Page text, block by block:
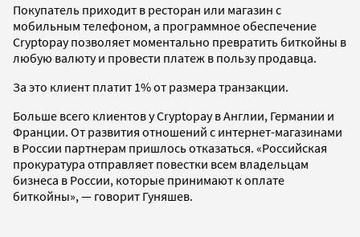
Покупатель приходит в ресторан или магазин с
мобильным телефоном, а программное обеспечение
Cryptopay позволяет моментально превратить биткойны в
любую валюту и провести платеж в пользу продавца.
За это клиент платит 1% от размера транзакции.
Больше всего клиентов у Cryptopay в Англии, Германии и
Франции. От развития отношений с интернет-магазинами
в России партнерам пришлось отказаться. «Российская
прокуратура отправляет повестки всем владельцам
бизнеса в России, которые принимают к оплате
биткойны», — говорит Гуняшев.